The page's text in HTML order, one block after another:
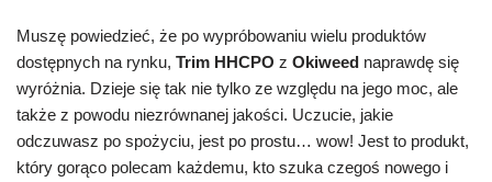
Muszę powiedzieć, że po wypróbowaniu wielu produktów
dostępnych na rynku, Trim HHCPO z Okiweed naprawdę się
wyróżnia. Dzieje się tak nie tylko ze względu na jego moc, ale
także z powodu niezrównanej jakości. Uczucie, jakie
odczuwasz po spożyciu, jest po prostu… wow! Jest to produkt,
który gorąco polecam każdemu, kto szuka czegoś nowego i